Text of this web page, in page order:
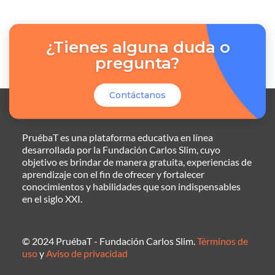
¿Tienes alguna duda o
pregunta?
Contáctanos
PruébaT es una plataforma educativa en línea
desarrollada por la Fundación Carlos Slim, cuyo
objetivo es brindar de manera gratuita, experiencias de
aprendizaje con el fin de ofrecer y fortalecer
conocimientos y habilidades que son indispensables
en el siglo XXI.
© 2024 PruébaT - Fundación Carlos Slim.Términos de
usoyAviso de privacidad